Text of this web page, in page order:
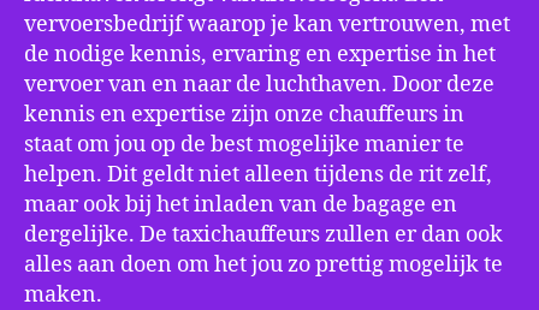
vervoersbedrijf waarop je kan vertrouwen, met
de nodige kennis, ervaring en expertise in het
vervoer van en naar de luchthaven. Door deze
kennis en expertise zijn onze chauffeurs in
staat om jou op de best mogelijke manier te
helpen. Dit geldt niet alleen tijdens de rit zelf,
maar ook bij het inladen van de bagage en
dergelijke. De taxichauffeurs zullen er dan ook
alles aan doen om het jou zo prettig mogelijk te
maken.